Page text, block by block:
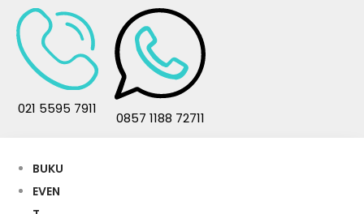
021 5595 7911
0857 1188 72711
BUKU
EVEN